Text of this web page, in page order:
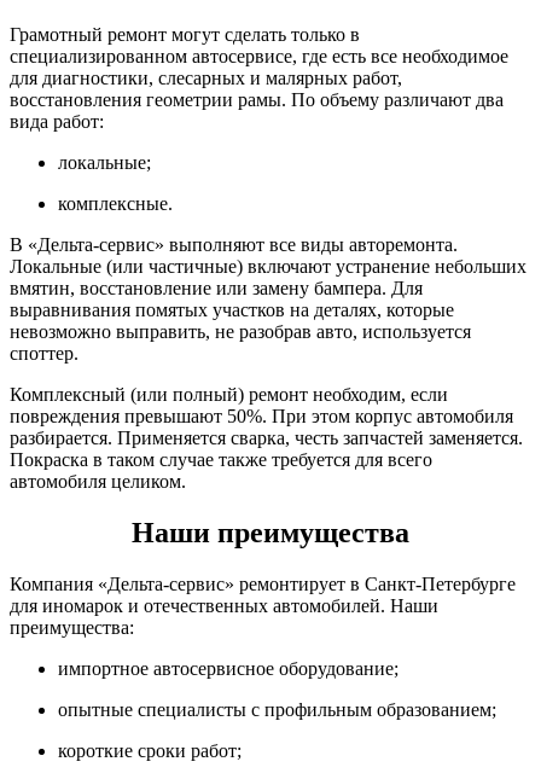
Грамотный ремонт могут сделать только в
специализированном автосервисе, где есть все необходимое
для диагностики, слесарных и малярных работ,
восстановления геометрии рамы. По объему различают два
вида работ:
локальные;
комплексные.
В «Дельта-сервис» выполняют все виды авторемонта.
Локальные (или частичные) включают устранение небольших
вмятин, восстановление или замену бампера. Для
выравнивания помятых участков на деталях, которые
невозможно выправить, не разобрав авто, используется
споттер.
Комплексный (или полный) ремонт необходим, если
повреждения превышают 50%. При этом корпус автомобиля
разбирается. Применяется сварка, честь запчастей заменяется.
Покраска в таком случае также требуется для всего
автомобиля целиком.
Наши преимущества
Компания «Дельта-сервис» ремонтирует в Санкт-Петербурге
для иномарок и отечественных автомобилей. Наши
преимущества:
импортное автосервисное оборудование;
опытные специалисты с профильным образованием;
короткие сроки работ;